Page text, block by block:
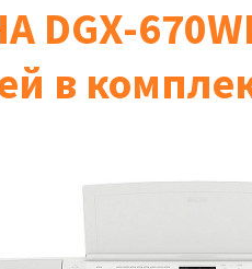
DGX-
в